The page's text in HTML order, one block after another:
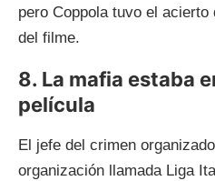
pero Coppola tuvo el
del filme.
8. La mafia estaba
película
El jefe del crimen
organización llamada Liga